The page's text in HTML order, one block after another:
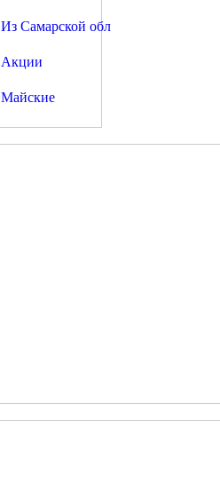
Из Самарской обл
Акции
Майские